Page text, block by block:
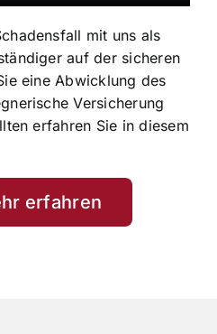
mit uns als
auf der sicheren
eine Abwicklung des
Versicherung
erfahren Sie in diesem
erfahren